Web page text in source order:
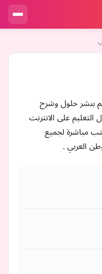
بنشر حلول وشرح
على الانترنت
مباشرة لجميع
العربي .